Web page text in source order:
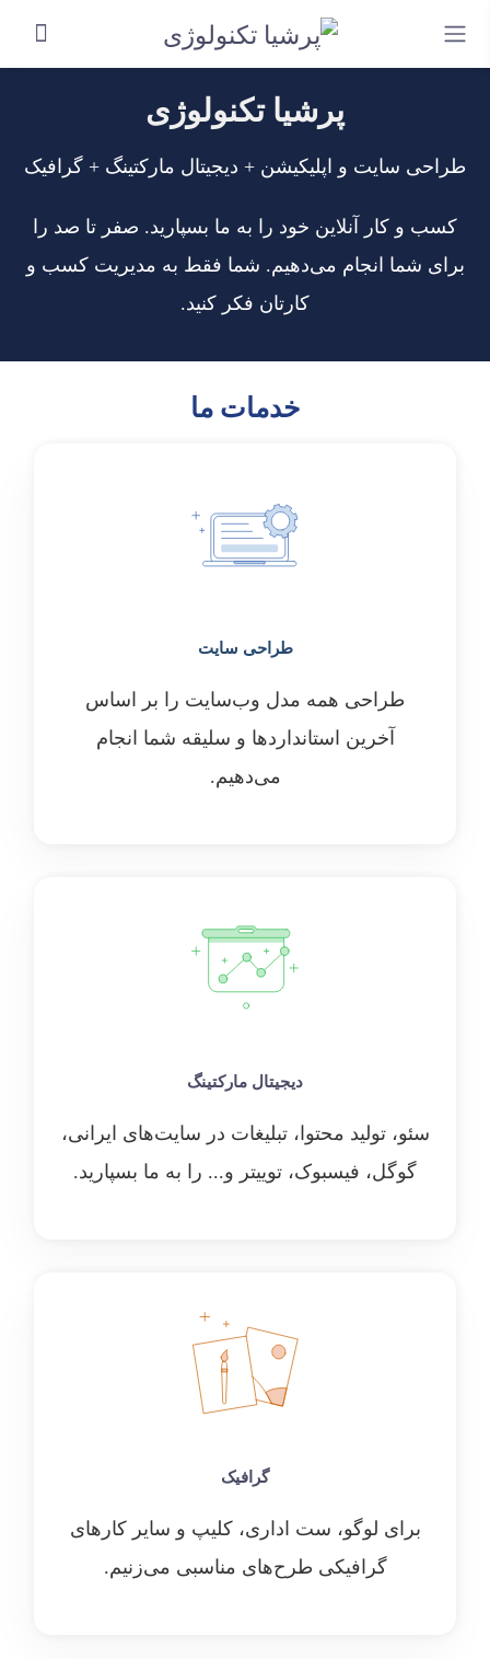
پرشیا تکنولوژی
طراحی سایت و اپلیکیشن + دیجیتال مارکتینگ + گرافیک
کسب و کار آنلاین خود را به ما بسپارید. صفر تا صد را
برای شما انجام می‌دهیم. شما فقط به مدیریت کسب و
کارتان فکر کنید.
خدمات ما
طراحی سایت
طراحی همه مدل وب‌سایت را بر اساس
آخرین استانداردها و سلیقه شما انجام
می‌دهیم.
دیجیتال مارکتینگ
سئو، تولید محتوا، تبلیغات در سایت‌های ایرانی،
گوگل، فیسبوک، توییتر و... را به ما بسپارید.
گرافیک
برای لوگو، ست اداری، کلیپ و سایر کارهای
گرافیکی طرح‌های مناسبی می‌زنیم.